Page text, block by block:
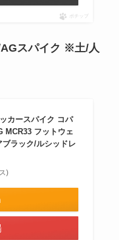
ポチップ
スパイク ※土/人
カースパイク コパ
MCR33 フットウェ
ラック/ルシッドレ
)